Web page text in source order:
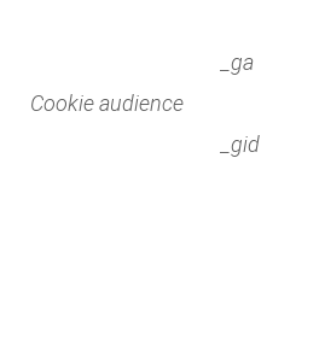
Cookie audience
_ga
_gid